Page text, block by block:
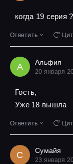
когда 19 серия ?
Ответить
А Альфия
20 января
Гость,
Уже 18 вышла
Ответить
С Сумайя
23 января